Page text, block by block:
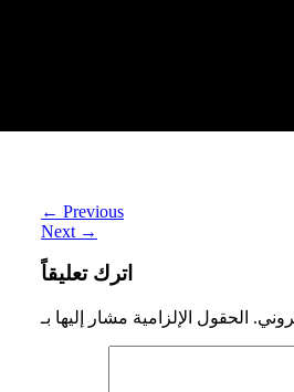
← Previous
Next →
اترك تعليقاً